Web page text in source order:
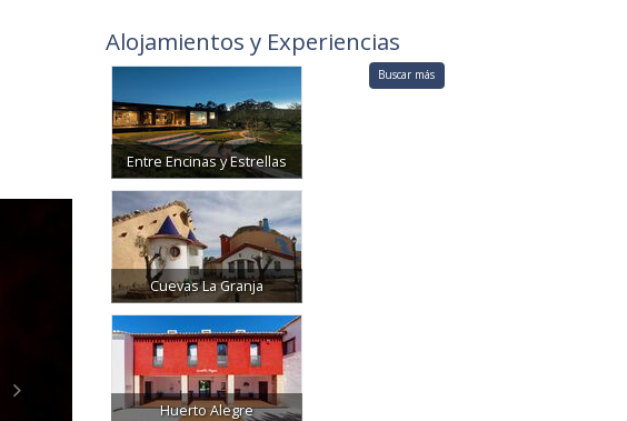
Alojamientos y Experiencias
Entre Encinas y Estrellas
Cuevas La Granja
Huerto Alegre
Buscar más